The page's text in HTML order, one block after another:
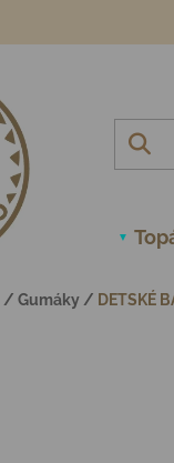
/ Gumáky / DETSKÉ